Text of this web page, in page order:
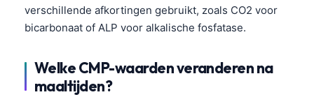
verschillende afkortingen gebruikt, zoals CO2 voor
bicarbonaat of ALP voor alkalische fosfatase.
Welke CMP-waarden veranderen na
maaltijden?